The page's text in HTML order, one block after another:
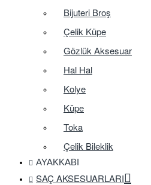
Bijuteri Broş
Çelik Küpe
Gözlük Aksesuar
Hal Hal
Kolye
Küpe
Toka
Çelik Bileklik
AYAKKABI
SAÇ AKSESUARLARI